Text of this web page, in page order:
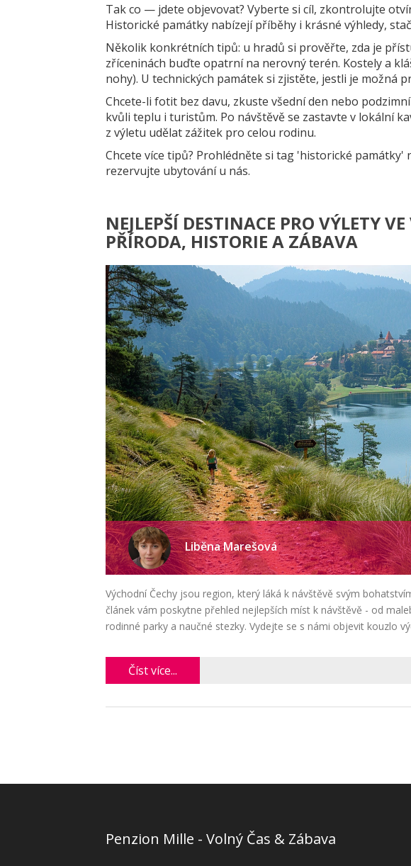
Tak co — jdete objevovat? Vyberte si cíl, zkontrolujte
Historické památky nabízejí příběhy i krásné výhledy,
Několik konkrétních tipů: u hradů si prověřte, zda je
zříceninách buďte opatrní na nerovný terén. Kostely a
nohy). U technických památek si zjistěte, jestli je možná
Chcete-li fotit bez davu, zkuste všední den nebo
kvůli teplu i turistům. Po návštěvě se zastavte v lokální
z výletu udělat zážitek pro celou rodinu.
Chcete více tipů? Prohlédněte si tag 'historické památky'
rezervujte ubytování u nás.
NEJLEPŠÍ DESTINACE PRO VÝLETY
PŘÍRODA, HISTORIE A ZÁBAVA
Liběna Marešová
Východní Čechy jsou region, který láká k návštěvě svým
článek vám poskytne přehled nejlepších míst k návštěvě - od
rodinné parky a naučné stezky. Vydejte se s námi objevit kouzlo
Číst více...
Penzion Mille - Volný Čas & Zábava